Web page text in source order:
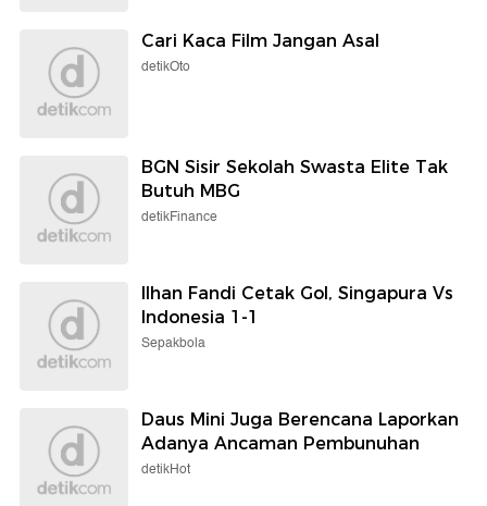
Cari Kaca Film Jangan Asal
detikOto
BGN Sisir Sekolah Swasta Elite Tak
Butuh MBG
detikFinance
Ilhan Fandi Cetak Gol, Singapura Vs
Indonesia 1-1
Sepakbola
Daus Mini Juga Berencana Laporkan
Adanya Ancaman Pembunuhan
detikHot